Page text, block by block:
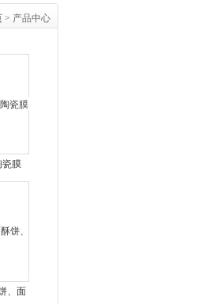
> 产品中心
瓷膜
、面